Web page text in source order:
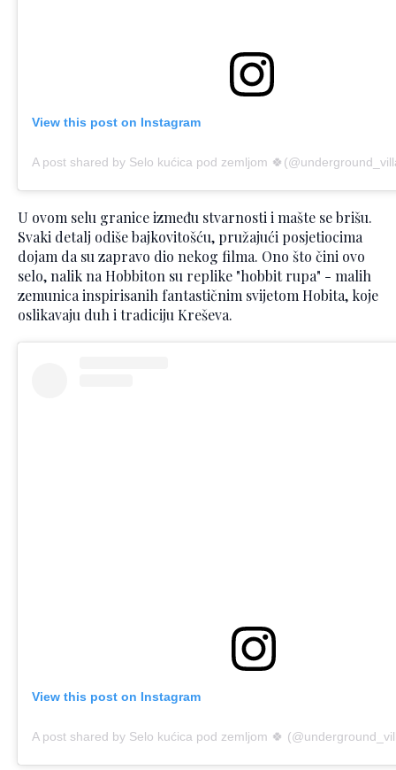
View this post on Instagram
A post shared by Selo kućica pod zemljom
U ovom selu granice između stvarnosti i mašte se brišu.
Svaki detalj odiše bajkovitošću, pružajući posjetiocima
dojam da su zapravo dio nekog filma. Ono što čini ovo
selo, nalik na Hobbiton su replike "hobbit rupa" - malih
zemunica inspirisanih fantastičnim svijetom Hobita, koje
oslikavaju duh i tradiciju Kreševa.
View this post on Instagram
A post shared by Selo kućica pod zemljom 🍀